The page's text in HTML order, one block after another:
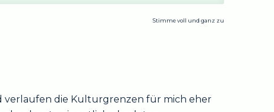
Stimme voll und ganz zu
verlaufen die Kulturgrenzen für mich eher